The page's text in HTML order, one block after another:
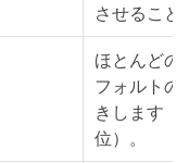
させること
ほとんどの
フォルトの
きします（
位）。